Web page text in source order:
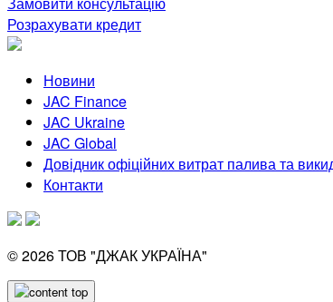
Розрахувати кредит
Новини
JAC Finance
JAC Ukraine
JAC Global
Довідник офіційних витрат палива та
Контакти
© 2026ТОВ "ДЖАК УКРАЇНА"